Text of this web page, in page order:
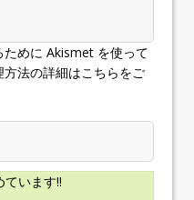
めに Akismet を使って
法の詳細はこちらをご
ています!!